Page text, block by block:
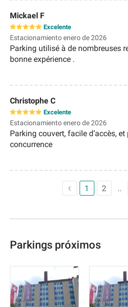
Mickael F
Excelente
Estacionamiento enero de 2026
Parking utilisé à de nombreuses
bonne expérience .
Christophe C
Excelente
Estacionamiento enero de 2026
Parking couvert, facile d’accès,
concurrence
1 2
Parkings próximos